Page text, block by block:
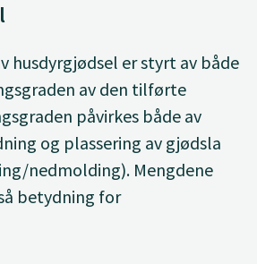
husdyrgjødsel er styrt av både
av den tilførte
påvirkes både av
og plassering av gjødsla
nedmolding). Mengdene
betydning for